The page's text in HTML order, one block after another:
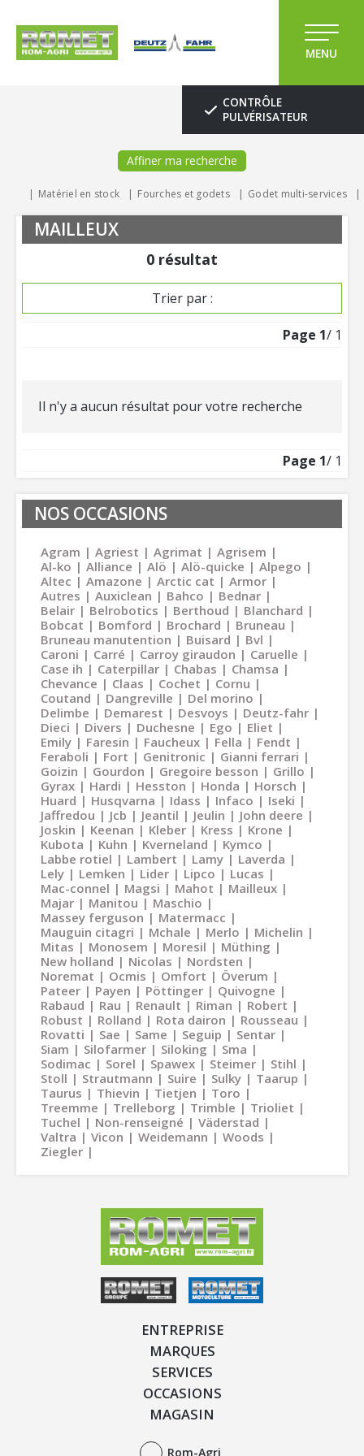
MENU
CONTRÔLE
PULVÉRISATEUR
Affiner ma recherche
Matériel en stock Fourches et godets Godet multi-services
MAILLEUX
0 résultat
Trier par :
Page 1/ 1
Il n'y a aucun résultat pour votre recherche
Page 1/ 1
NOS OCCASIONS
Agram Agriest Agrimat
Agrisem
Al-ko
Alliance Alö Alö-quicke
Alpego
Altec
Amazone Arctic cat
Armor
Autres
Auxiclean Bahco
Bednar
Belair
Belrobotics Berthoud
Blanchard
Bobcat
Bomford Brochard
Bruneau
Bruneau manutention
Buisard
Bvl
Caroni
Carré Carroy giraudon
Caruelle
Case ih
Caterpillar Chabas
Chamsa
Chevance
Claas Cochet
Cornu
Coutand
Dangreville
Del morino
Delimbe
Demarest Desvoys
Deutz-fahr
Dieci
Divers Duchesne Ego
Eliet
Emily
Faresin Faucheux Fella
Fendt
Feraboli
Fort Genitronic
Gianni ferrari
Goizin
Gourdon Gregoire besson
Grillo
Gyrax
Hardi Hesston Honda
Horsch
Huard
Husqvarna Idass Infaco
Iseki
Jaffredou
Jcb Jeantil Jeulin
John deere
Joskin
Keenan Kleber Kress
Krone
Kubota
Kuhn Kverneland
Kymco
Labbe rotiel
Lambert Lamy
Laverda
Lely
Lemken Lider Lipco
Lucas
Mac-connel
Magsi Mahot
Mailleux
Majar
Manitou
Maschio
Massey ferguson
Matermacc
Mauguin citagri
Mchale Merlo
Michelin
Mitas
Monosem Moresil
Müthing
New holland
Nicolas
Nordsten
Noremat
Ocmis Omfort
Överum
Pateer
Payen Pöttinger
Quivogne
Rabaud
Rau Renault Riman
Robert
Robust
Rolland Rota dairon
Rousseau
Rovatti
Sae Same Seguip
Sentar
Siam
Silofarmer Siloking
Sma
Sodimac
Sorel Spawex Steimer
Stihl
Stoll
Strautmann Suire Sulky
Taarup
Taurus
Thievin Tietjen
Toro
Treemme
Trelleborg Trimble
Trioliet
Tuchel
Non-renseigné
Väderstad
Valtra
Vicon Weidemann
Woods
Ziegler
ENTREPRISE
MARQUES
SERVICES
OCCASIONS
MAGASIN
Rom-Agri